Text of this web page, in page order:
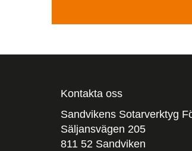
Kontakta oss
Sandvikens Sotarverktyg
Säljansvägen 205
811 52 Sandviken